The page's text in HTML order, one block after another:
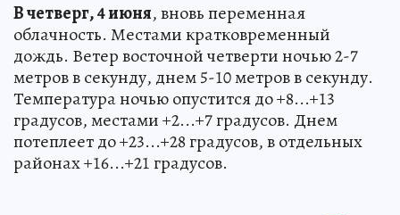
В четверг, 4 июня, вновь переменная
облачность. Местами кратковременный
дождь. Ветер восточной четверти ночью 2-7
метров в секунду, днем 5-10 метров в секунду.
Температура ночью опустится до +8...+13
градусов, местами +2...+7 градусов. Днем
потеплеет до +23...+28 градусов, в отдельных
районах +16...+21 градусов.